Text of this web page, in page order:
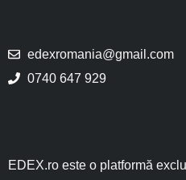
edexromania@gmail.com
0740 647 929
EDEX.ro este o platformă